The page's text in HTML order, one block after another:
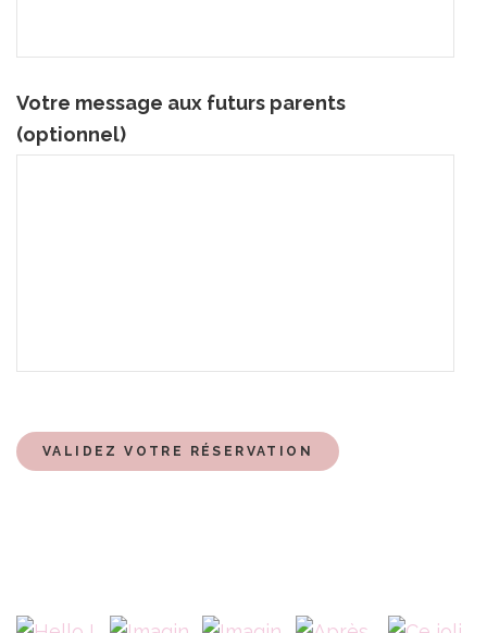
Votre message aux futurs parents
(optionnel)
VALIDEZ VOTRE RÉSERVATION